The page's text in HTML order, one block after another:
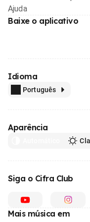
Ajuda
Baixe o aplicativo
Idioma
Português
Aparência
Siga o Cifra Club
Mais música em